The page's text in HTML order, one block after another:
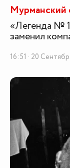
Мурманский
«Легенда №
заменил
16:51 · 20